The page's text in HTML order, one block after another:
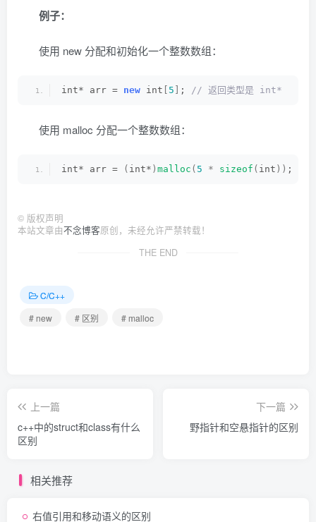
例子：
使用 new 分配和初始化一个整数数组：
int* arr = new int 5 ; // 返回类型是 int*
使用 malloc 分配一个整数数组：
int* arr = ( int* ) malloc ( 5 * sizeof ( int )) ;
© 版权声明
本站文章由不念博客原创，未经允许严禁转载！
THE END
C/C++
# new
# 区别 # malloc
上一篇
c++中的struct和class有什么
区别
下一篇
野指针和空悬指针的区别
相关推荐
右值引用和移动语义的区别